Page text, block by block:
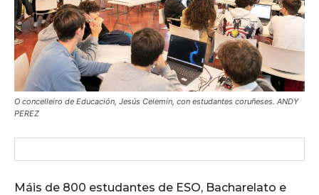
O concelleiro de Educación, Jesús Celemín, con estudantes coruñeses. ANDY
PEREZ
Máis de 800 estudantes de ESO, Bacharelato e